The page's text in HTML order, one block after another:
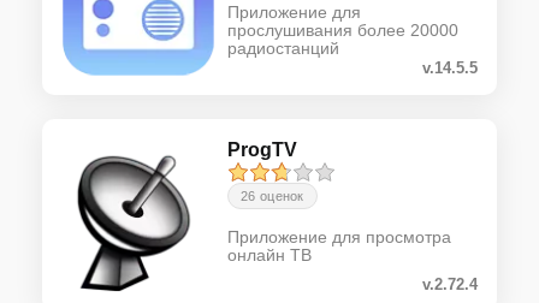
Приложение для
прослушивания более 20000
радиостанций
v.14.5.5
ProgTV
26 оценок
Приложение для просмотра
онлайн ТВ
v.2.72.4